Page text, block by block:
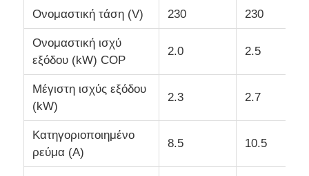
Ονομαστική τάση (V) 230 230
Ονομαστική ισχύ
εξόδου (kW) COP
2.0 2.5
Μέγιστη ισχύς εξόδου
(kW)
2.3 2.7
Κατηγοριοποιημένο
ρεύμα (A)
8.5 10.5